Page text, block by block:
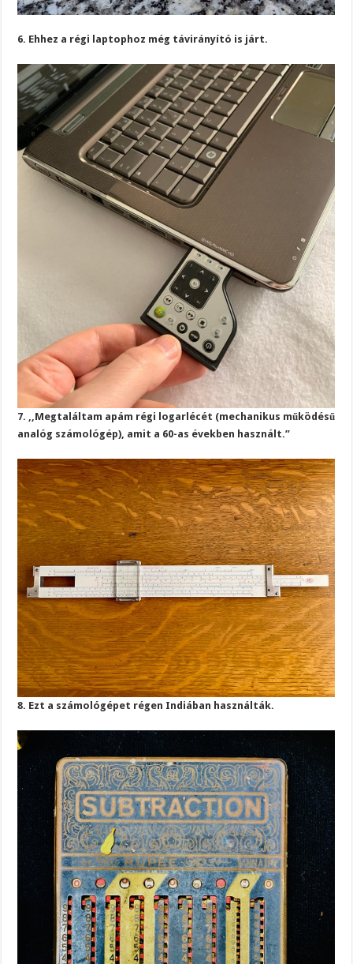
6. Ehhez a régi laptophoz még távirányító is járt.
7. ,,Megtaláltam apám régi logarlécét (mechanikus működésű
analóg számológép), amit a 60-as években használt.”
8. Ezt a számológépet régen Indiában használták.